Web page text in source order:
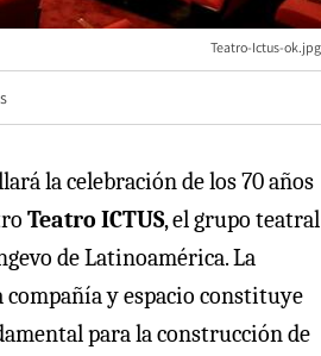
Teatro-Ictus-ok.jpg
la celebración de los 70 años
Teatro ICTUS, el grupo teatral
de Latinoamérica. La
y espacio constituye
para la construcción de